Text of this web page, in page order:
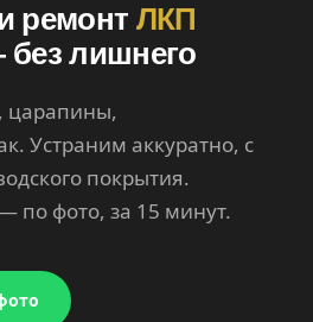
ремонт ЛКП
лишнего
царапины,
Устраним аккуратно, с
покрытия.
по фото, за 15 минут.